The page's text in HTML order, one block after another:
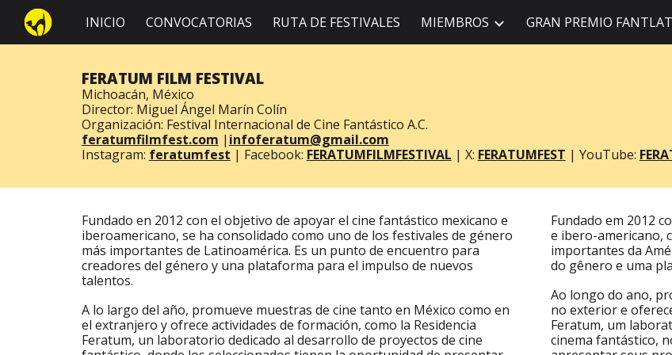
Skip to main content Skip to
INICIO CONVOCATORIAS RUTA DE FESTIVALES MIEMBROS GRAN PREMIO
FERATUM FILM FESTIVAL
Michoacán, México
Director: Miguel Ángel Marín Colín
Organización: Festival Internacional de Cine Fantástico A.C.
feratumfilmfest.com | infoferatum@gmail.com
Instagram: feratumfest | Facebook: FERATUMFILMFESTIVAL | X: FERATUMFEST | YouTube:
Fundado en 2012 con el objetivo de apoyar el cine fantástico mexicano e
iberoamericano, se ha consolidado como uno de los festivales de género
más importantes de Latinoamérica. Es un punto de encuentro para
creadores del género y una plataforma para el impulso de nuevos
talentos.
A lo largo del año, promueve muestras de cine tanto en México como en
el extranjero y ofrece actividades de formación, como la Residencia
Feratum, un laboratorio dedicado al desarrollo de proyectos de cine
Fundado em 2012
e ibero-americano,
importantes da
do gênero e uma
Ao longo do ano,
no exterior e
Feratum, um
cinema fantástico,